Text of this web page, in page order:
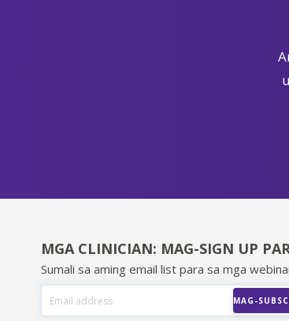
MGA CLINICIAN: MAG-SIGN UP
Sumali sa aming email list para sa mga